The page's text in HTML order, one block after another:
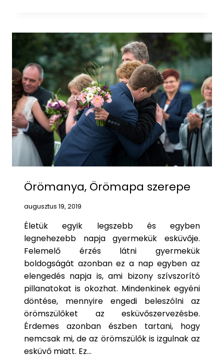
V
Ő
T
N
Ú
/
N
Á
S
Z
N
A
Y
S
P
E
Örömanya, Örömapa szerepe
augusztus 19, 2019
Életük egyik legszebb és egyben
legnehezebb napja gyermekük esküvője.
Felemelő érzés látni gyermekük
boldogságát azonban ez a nap egyben az
elengedés napja is, ami bizony szívszorító
pillanatokat is okozhat. Mindenkinek egyéni
döntése, mennyire engedi beleszólni az
örömszülőket az esküvőszervezésbe.
Érdemes azonban észben tartani, hogy
nemcsak mi, de az örömszülők is izgulnak az
esküvő miatt. Ez…